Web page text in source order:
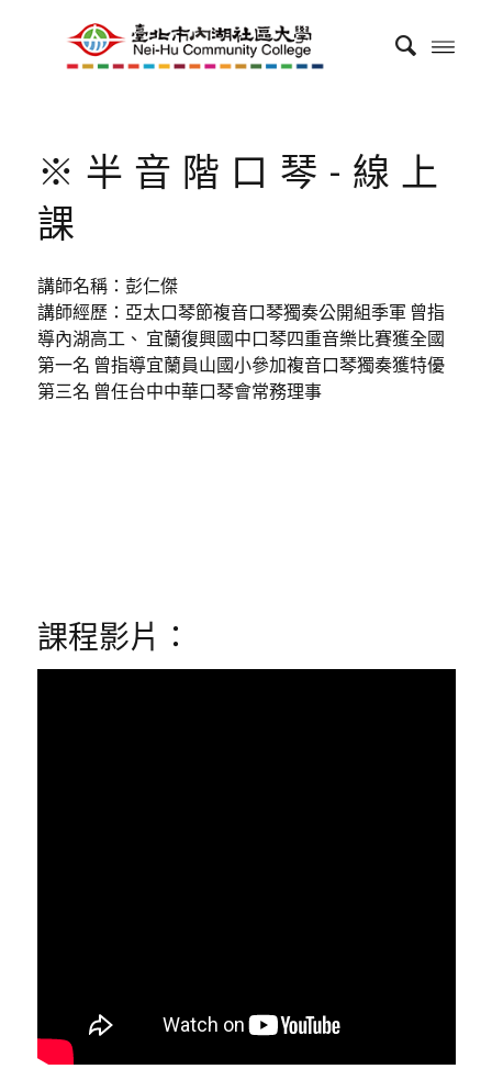
※半音階口琴-線上
課
講師名稱：彭仁傑
講師經歷：亞太口琴節複音口琴獨奏公開組季軍 曾指
導內湖高工、 宜蘭復興國中口琴四重音樂比賽獲全國
第一名 曾指導宜蘭員山國小參加複音口琴獨奏獲特優
第三名 曾任台中中華口琴會常務理事
課程影片：